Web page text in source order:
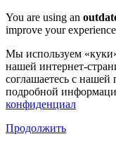
You are using an
improve your
Мы используем
нашей интернет-
соглашаетесь с
подробной
конфиденциал
Продолжить